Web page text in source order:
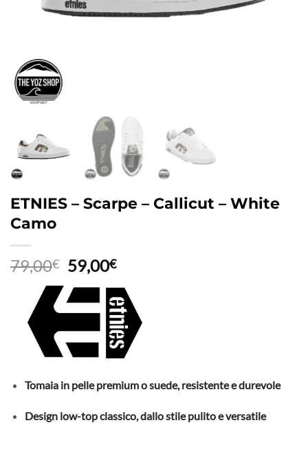
ETNIES – Scarpe – Callicut – White
Camo
79,00€
Il
prezzo
originale
era:
79,00€.
59,00€Il
attuale
è:
59,00€.
Tomaia in pelle premium o suede, resistente e durevole
Design low-top classico, dallo stile pulito e versatile